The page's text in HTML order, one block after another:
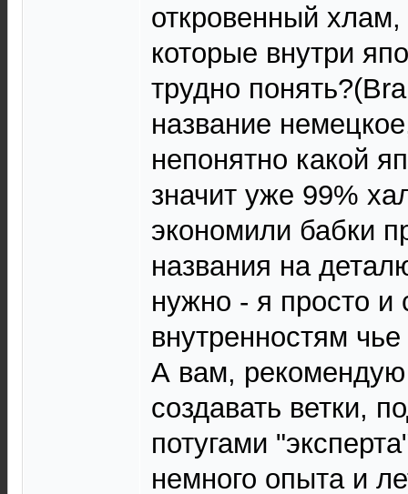
откровенный
которые внутри
трудно
название
непонятно какой
значит уже 99%
экономили бабки
названия на
нужно - я просто и
внутренностям чье
А вам,
создавать ветки,
потугами
немного опыта и